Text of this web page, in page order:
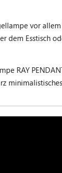
vor
dem
RAY